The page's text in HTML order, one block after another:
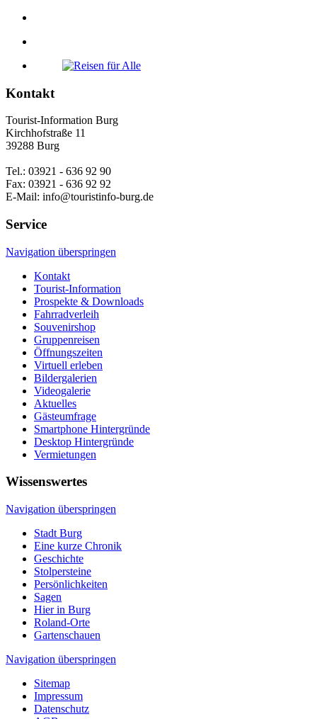
Kontakt
Tourist-Information Burg
Kirchhofstraße 11
39288 Burg
Tel.: 03921 - 636 92 90
Fax: 03921 - 636 92 92
E-Mail: info@touristinfo-burg.de
Service
Navigation überspringen
Kontakt
Tourist-Information
Prospekte & Downloads
Fahrradverleih
Souvenirshop
Gruppenreisen
Öffnungszeiten
Virtuell erleben
Bildergalerien
Videogalerie
Aktuelles
Gästeumfrage
Smartphone Hintergründe
Desktop Hintergründe
Vermietungen
Wissenswertes
Navigation überspringen
Stadt Burg
Eine kurze Chronik
Geschichte
Stolpersteine
Persönlichkeiten
Sagen
Hier in Burg
Roland-Orte
Gartenschauen
Navigation überspringen
Sitemap
Impressum
Datenschutz